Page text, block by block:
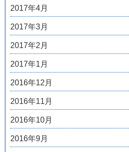
2017年4月
2017年3月
2017年2月
2017年1月
2016年12月
2016年11月
2016年10月
2016年9月